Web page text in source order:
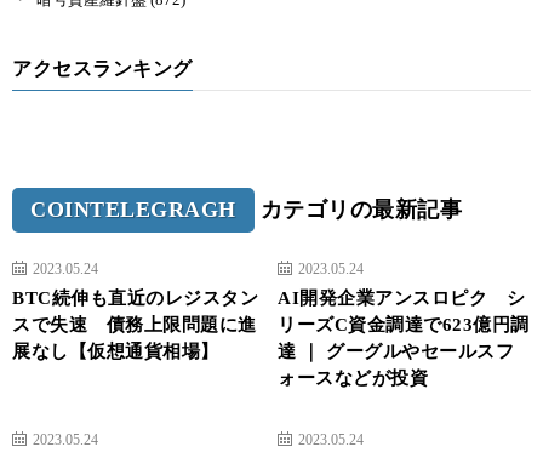
アクセスランキング
COINTELEGRAGH カテゴリの最新記事
2023.05.24
BTC続伸も直近のレジスタン
スで失速 債務上限問題に進
展なし【仮想通貨相場】
2023.05.24
AI開発企業アンスロピク シ
リーズC資金調達で623億円調
達 ｜ グーグルやセールスフ
ォースなどが投資
2023.05.24 2023.05.24